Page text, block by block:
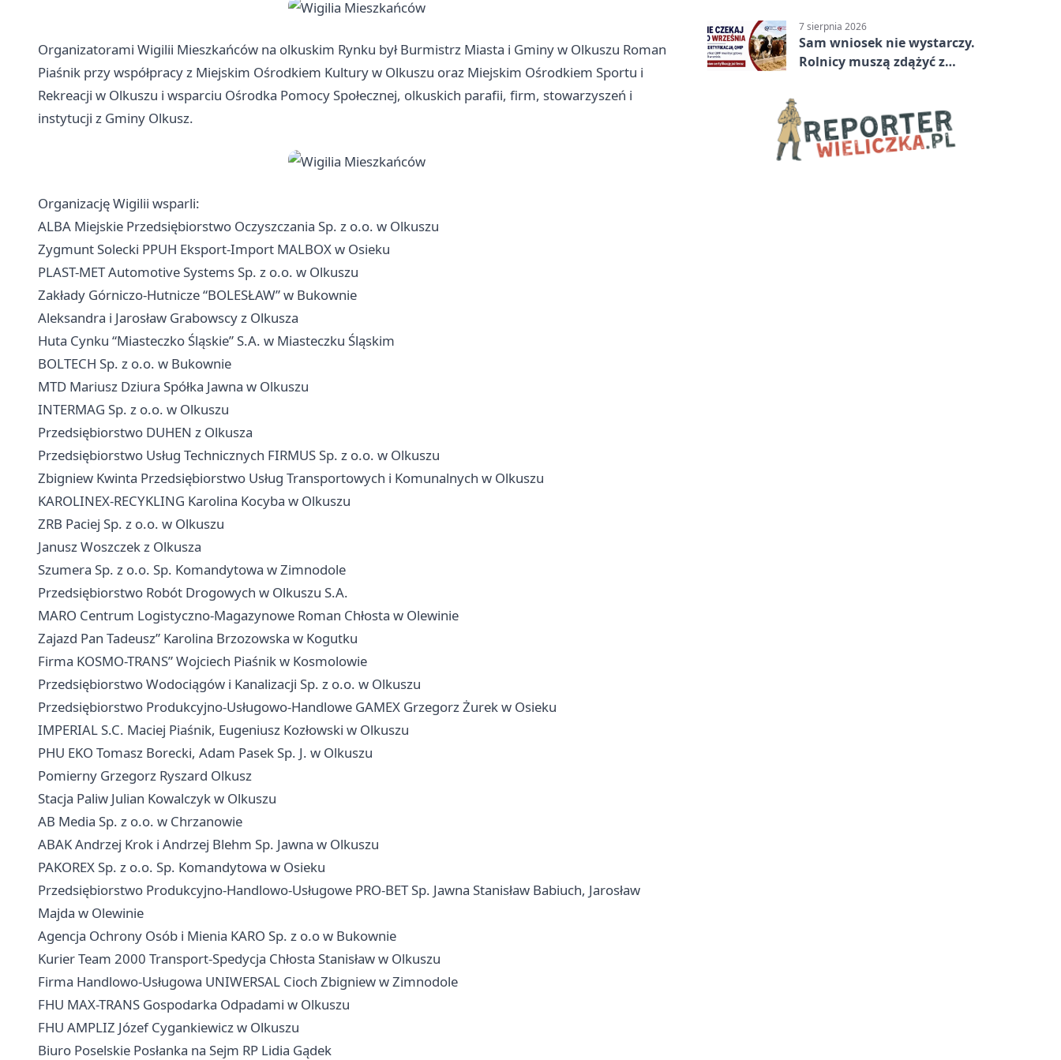
Organizatorami Wigilii Mieszkańców na olkuskim Rynku był Burmistrz Miasta i Gminy w Olkuszu Roman
Piaśnik przy współpracy z Miejskim Ośrodkiem Kultury w Olkuszu oraz Miejskim Ośrodkiem Sportu i
Rekreacji w Olkuszu i wsparciu Ośrodka Pomocy Społecznej, olkuskich parafii, firm, stowarzyszeń i
instytucji z Gminy Olkusz.
Organizację Wigilii wsparli:
ALBA Miejskie Przedsiębiorstwo Oczyszczania Sp. z o.o. w Olkuszu
Zygmunt Solecki PPUH Eksport-Import MALBOX w Osieku
PLAST-MET Automotive Systems Sp. z o.o. w Olkuszu
Zakłady Górniczo-Hutnicze “BOLESŁAW” w Bukownie
Aleksandra i Jarosław Grabowscy z Olkusza
Huta Cynku “Miasteczko Śląskie” S.A. w Miasteczku Śląskim
BOLTECH Sp. z o.o. w Bukownie
MTD Mariusz Dziura Spółka Jawna w Olkuszu
INTERMAG Sp. z o.o. w Olkuszu
Przedsiębiorstwo DUHEN z Olkusza
Przedsiębiorstwo Usług Technicznych FIRMUS Sp. z o.o. w Olkuszu
Zbigniew Kwinta Przedsiębiorstwo Usług Transportowych i Komunalnych w Olkuszu
KAROLINEX-RECYKLING Karolina Kocyba w Olkuszu
ZRB Paciej Sp. z o.o. w Olkuszu
Janusz Woszczek z Olkusza
Szumera Sp. z o.o. Sp. Komandytowa w Zimnodole
Przedsiębiorstwo Robót Drogowych w Olkuszu S.A.
MARO Centrum Logistyczno-Magazynowe Roman Chłosta w Olewinie
Zajazd Pan Tadeusz” Karolina Brzozowska w Kogutku
Firma KOSMO-TRANS” Wojciech Piaśnik w Kosmolowie
Przedsiębiorstwo Wodociągów i Kanalizacji Sp. z o.o. w Olkuszu
Przedsiębiorstwo Produkcyjno-Usługowo-Handlowe GAMEX Grzegorz Żurek w Osieku
IMPERIAL S.C. Maciej Piaśnik, Eugeniusz Kozłowski w Olkuszu
PHU EKO Tomasz Borecki, Adam Pasek Sp. J. w Olkuszu
Pomierny Grzegorz Ryszard Olkusz
Stacja Paliw Julian Kowalczyk w Olkuszu
AB Media Sp. z o.o. w Chrzanowie
ABAK Andrzej Krok i Andrzej Blehm Sp. Jawna w Olkuszu
PAKOREX Sp. z o.o. Sp. Komandytowa w Osieku
Przedsiębiorstwo Produkcyjno-Handlowo-Usługowe PRO-BET Sp. Jawna Stanisław Babiuch, Jarosław
Majda w Olewinie
Agencja Ochrony Osób i Mienia KARO Sp. z o.o w Bukownie
Kurier Team 2000 Transport-Spedycja Chłosta Stanisław w Olkuszu
Firma Handlowo-Usługowa UNIWERSAL Cioch Zbigniew w Zimnodole
FHU MAX-TRANS Gospodarka Odpadami w Olkuszu
FHU AMPLIZ Józef Cygankiewicz w Olkuszu
Biuro Poselskie Posłanka na Sejm RP Lidia Gądek
7 sierpnia 2026
Sam wniosek nie wystarczy.
Rolnicy muszą zdążyć z